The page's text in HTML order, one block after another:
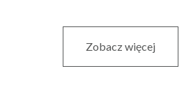
Zobacz więcej